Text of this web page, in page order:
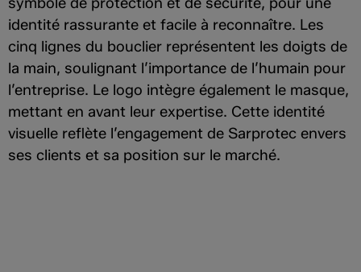
identité rassurante et facile à reconnaître. Les
cinq lignes du bouclier représentent les doigts de
la main, soulignant l’importance de l’humain pour
l’entreprise. Le logo intègre également le masque,
mettant en avant leur expertise. Cette identité
visuelle reflète l’engagement de Sarprotec envers
ses clients et sa position sur le marché.